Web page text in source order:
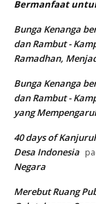
Bermanfaat
Bunga Kenanga
dan Rambut -
Ramadhan,
Bunga Kenanga
dan Rambut -
yang
40 days of
Desa Indonesia
Negara
Merebut Ruang